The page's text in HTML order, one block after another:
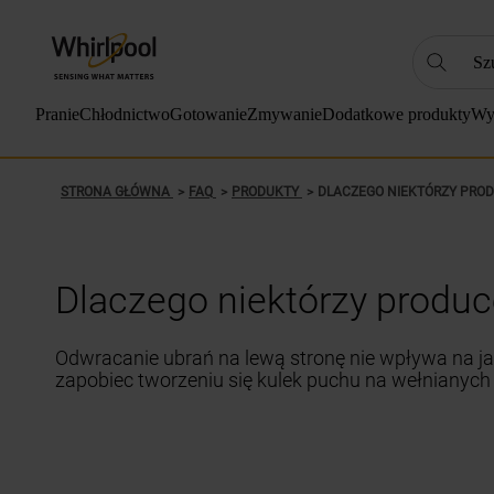
PranieChłodnictwoGotowanieZmywanieDodatkowe produkty
STRONA GŁÓWNA FAQ PRODUKTY DLACZEGO NIEKTÓRZY
Dlaczego niektórzy
Odwracanie ubrań na lewą stronę nie wpływa na
zapobiec tworzeniu się kulek puchu na
7.